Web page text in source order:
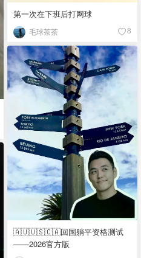
第一次在下班后打网球
毛球茶茶 8
🇦🇺🇺🇸🇨🇦回国躺平资格测试
——2026官方版